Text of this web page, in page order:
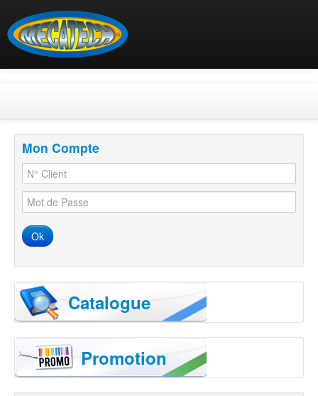
Contactez nous ! 04 91 76 21 14 Aide?
Autres
Soufflets
Mon Compte
Ok
Catalogue
Promotion